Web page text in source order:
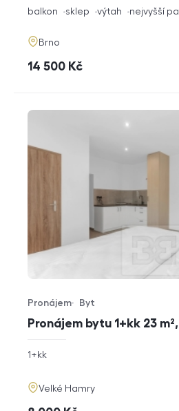
funkce
balkon sklep výtah nejvyšší
adresa
Brno
cena
14 500 Kč
Pronájem bytu 1+kk 23
Typ nabídky
Pronájem
Typ nemovitosti
Byt
rozměry
1+kk
adresa
Velké Hamry